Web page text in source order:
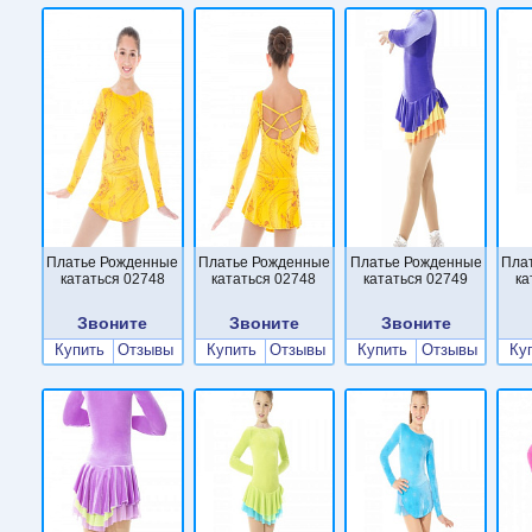
Платье Рожденные
кататься 02748
Звоните
Купить Отзывы
Платье Рожденные
кататься 02748
Звоните
Купить Отзывы
Платье Рожденные
кататься 02749
Звоните
Купить Отзывы